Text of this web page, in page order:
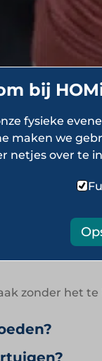
zonder het
bij
fysieke
maken we
netjes over te